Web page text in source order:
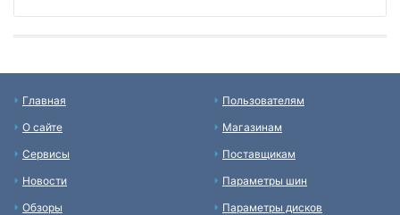
Главная
О сайте
Сервисы
Новости
Обзоры
Пользователям
Магазинам
Поставщикам
Параметры шин
Параметры дисков